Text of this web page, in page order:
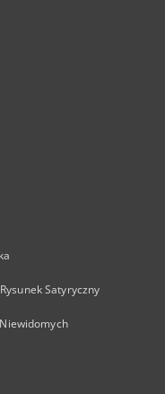
Satyryczny